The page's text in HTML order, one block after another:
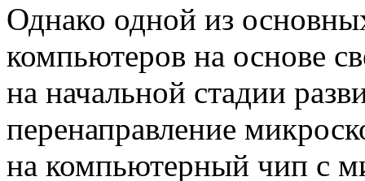
Однако одной из
компьютеров на основе
на начальной стадии
перенаправление
на компьютерный чип с